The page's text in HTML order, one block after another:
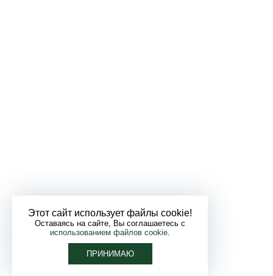
Этот сайт использует файлы cookie!
Оставаясь на сайте, Вы соглашаетесь с
использованием файлов cookie.
ПРИНИМАЮ